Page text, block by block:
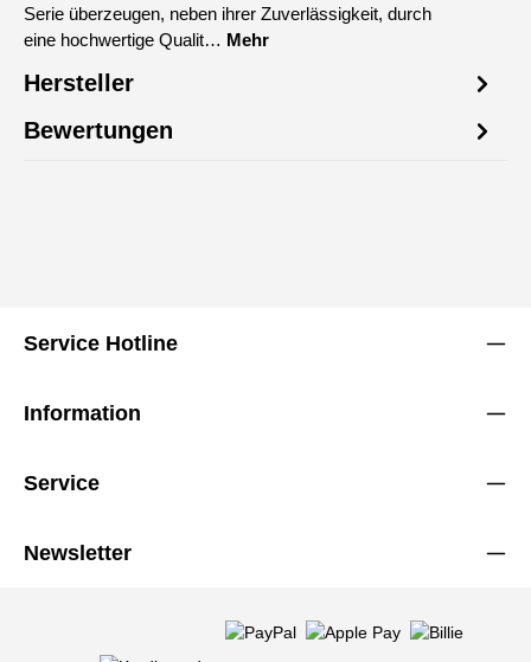
Serie überzeugen, neben ihrer Zuverlässigkeit, durch
eine hochwertige Qualit… Mehr
Hersteller
Bewertungen
Service Hotline
Information
Service
Newsletter